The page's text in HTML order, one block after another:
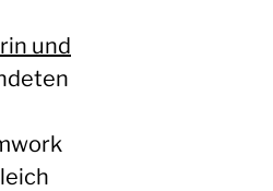
und